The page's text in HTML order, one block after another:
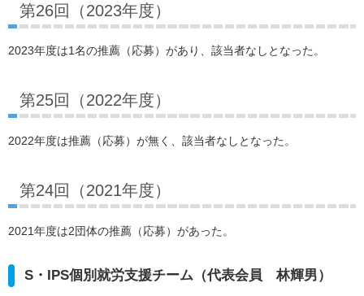
第26回（2023年度）
2023年度は1名の推薦（応募）があり、該当者なしとなった。
第25回（2022年度）
2022年度は推薦（応募）が無く、該当者なしとなった。
第24回（2021年度）
2021年度は2団体の推薦（応募）があった。
S・IPS個別就労支援チーム（代表会員 林輝男）